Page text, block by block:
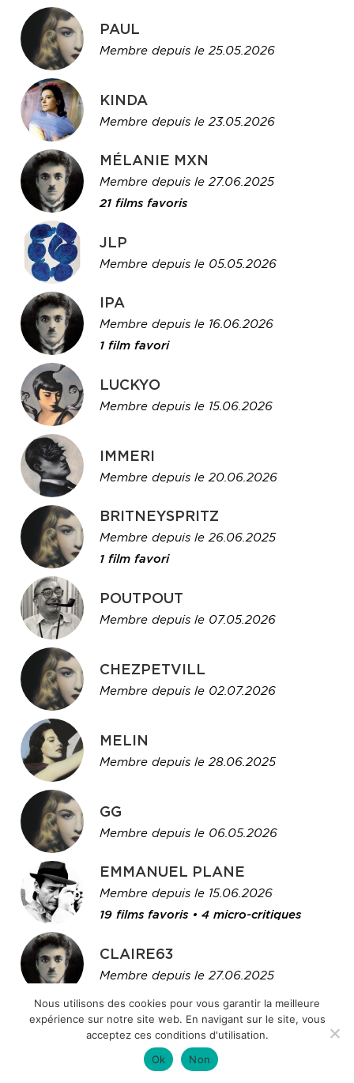
PAUL
Membre depuis le 25.05.2026
KINDA
Membre depuis le 23.05.2026
MÉLANIE MXN
Membre depuis le 27.06.2025
21 films favoris
JLP
Membre depuis le 05.05.2026
IPA
Membre depuis le 16.06.2026
1 film favori
LUCKYO
Membre depuis le 15.06.2026
IMMERI
Membre depuis le 20.06.2026
BRITNEYSPRITZ
Membre depuis le 26.06.2025
1 film favori
POUTPOUT
Membre depuis le 07.05.2026
CHEZPETVILL
Membre depuis le 02.07.2026
MELIN
Membre depuis le 28.06.2025
GG
Membre depuis le 06.05.2026
EMMANUEL PLANE
Membre depuis le 15.06.2026
19 films favoris • 4 micro-critiques
CLAIRE63
Membre depuis le 27.06.2025
SABINE COINTET
Membre depuis le 04.07.2025
Nous utilisons des cookies pour vous garantir la meilleure
expérience sur notre site web. En navigant sur le site, vous
acceptez ces conditions d'utilisation.
Ok
Non